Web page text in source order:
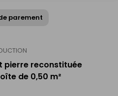
parement
pierre reconstituée
de 0,50 m²